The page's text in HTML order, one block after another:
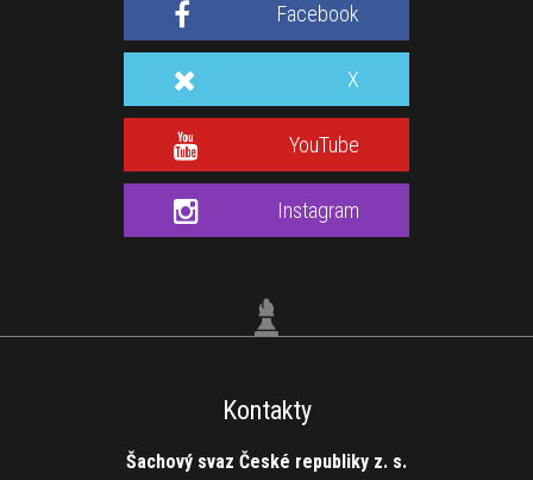
Facebook
X
YouTube
Instagram
Kontakty
Šachový svaz České republiky z. s.